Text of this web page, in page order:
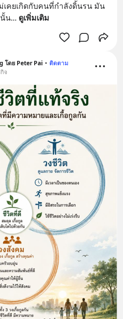
คยเกิดกับคนที่กำลังดิ้นรน มัน
น... ดูเพิ่มเติม
โดย Peter Pai • ติดตาม
จ